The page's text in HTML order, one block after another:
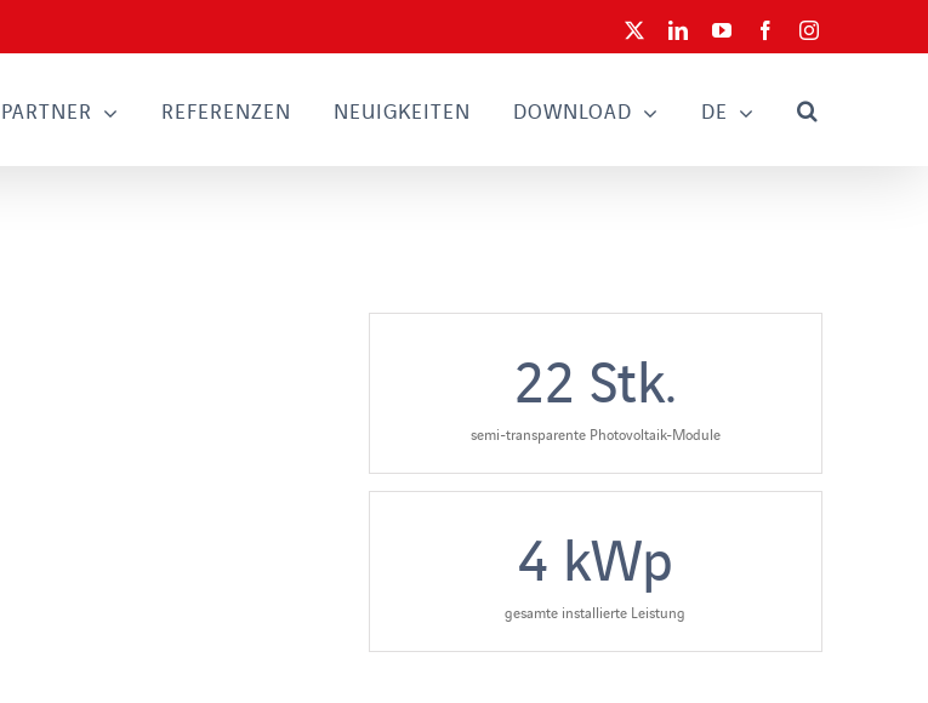
LinkedInYouTubeFacebookInstagram
PARTNER REFERENZEN NEUIGKEITEN DOWNLOAD DE
22 Stk.
semi-transparente Photovoltaik-Module
4 kWp
gesamte installierte Leistung